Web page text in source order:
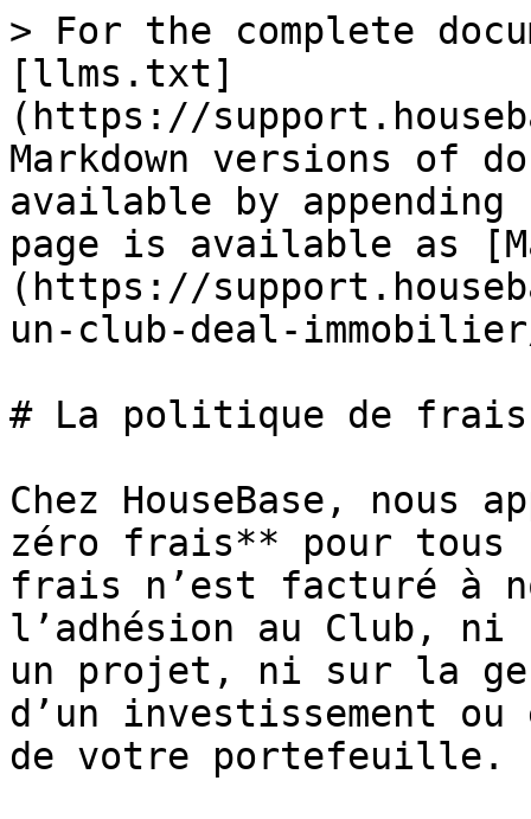
> For the complete
[llms.txt]
(https://
Markdown versions of
available by
page is available as
(https://
un-club-deal-
# La politique de frais
Chez HouseBase, nous
zéro frais** pour tous
frais n’est facturé à
l’adhésion au Club, ni
un projet, ni sur la
d’un investissement ou
de votre portefeuille.